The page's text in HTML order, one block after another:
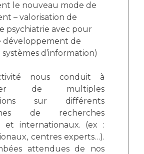
le nouveau mode de
– valorisation de
psychiatrie avec pour
développement de
d’information)
nous conduit à
de multiples
sur différents
de recherches
et internationaux. (ex :
centres experts…).
attendues de nos